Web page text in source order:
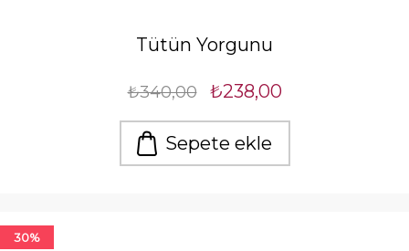
Tütün Yorgunu
₺340,00 ₺238,00
Sepete ekle
30%